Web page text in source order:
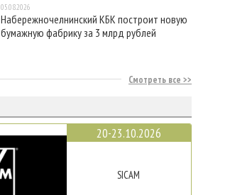
05.08.2026
Набережночелнинский КБК построит новую
бумажную фабрику за 3 млрд рублей
Смотреть все
20-23.10.2026
SICAM